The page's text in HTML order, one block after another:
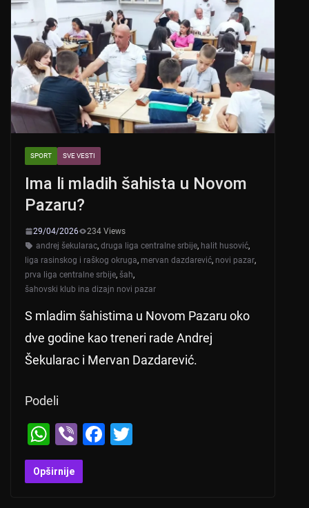
SPORT SVE VESTI
Ima li mladih šahista u Novom
Pazaru?
29/04/2026
234 Views
andrej šekularac, druga liga centralne srbije, halit husović,
liga rasinskog i raškog okruga, mervan dazdarević, novi pazar,
prva liga centralne srbije, šah,
šahovski klub ina dizajn novi pazar
S mladim šahistima u Novom Pazaru oko
dve godine kao treneri rade Andrej
Šekularac i Mervan Dazdarević.
Podeli
W
h
at
Vi
b
er
F
Opširnije